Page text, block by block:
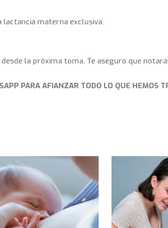
materna exclusiva.
la próxima toma. Te aseguro que
PARA AFIANZAR TODO LO QUE HEMOS